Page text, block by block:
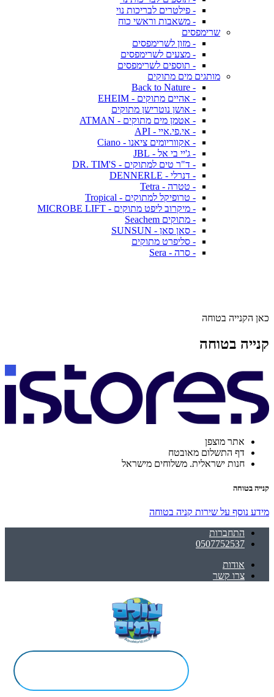
- פילטרים לבריכות נוי
- משאבות וראשי כוח
שרימפסים
- מזון לשרימפסים
- מצעים לשרימפסים
- תוספים לשרימפסים
מותגים מים מתוקים
- Back to Nature
- אהיים מתוקים - EHEIM
- אושן נוטרישן מתוקים
- אטמן מים מתוקים - ATMAN
- אי.פי.איי - API
- אקווריומים ציאנו - Ciano
- ג'יי בי אל - JBL
- ד"ר טים למתוקים - DR. TIM'S
- דנרלי - DENNERLE
- טטרה - Tetra
- טרופיקל למתוקים - Tropical
- מיקרוב ליפט מתוקים - MICROBE LIFT
- מתוקים Seachem
- סאן סאן - SUNSUN
- סליפרט מתוקים
- סרה - Sera
כאן הקנייה בטוחה
קנייה בטוחה
אתר מוצפן
דף התשלום מאובטח
חנות ישראלית. משלוחים מישראל
קנייה בטוחה
מידע נוסף על שירות קניה בטוחה
התחברות
0507752537
אודות
צרו קשר